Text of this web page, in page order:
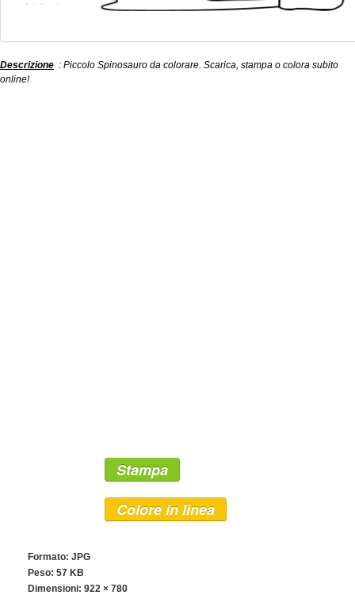
Descrizione : Piccolo Spinosauro da colorare. Scarica, stampa o colora subito
online!
Stampa
Colore in linea
Formato: JPG
Peso: 57 KB
Dimensioni: 922 × 780